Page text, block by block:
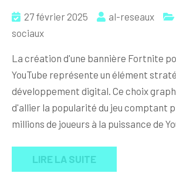
27 février 2025 al-reseaux
sociaux
La création d'une bannière Fortnite
YouTube représente un élément
développement digital. Ce choix
d'allier la popularité du jeu comptant
millions de joueurs à la puissance de
LIRE LA SUITE